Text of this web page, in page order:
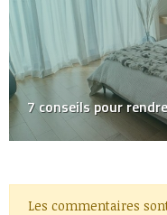
7 conseils pour
Les commentaires